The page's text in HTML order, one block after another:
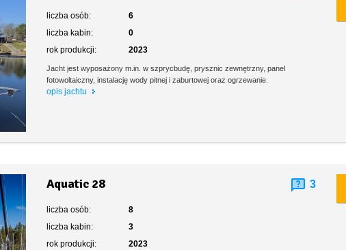
liczba osób:
6
liczba kabin:
0
rok produkcji:
2023
Jacht jest wyposażony m.in. w szprycbudę, prysznic zewnętrzny, panel
fotowoltaiczny, instalację wody pitnej i zaburtowej oraz ogrzewanie.
opis jachtu
Aquatic 28 3
liczba osób:
8
liczba kabin:
3
rok produkcji:
2023